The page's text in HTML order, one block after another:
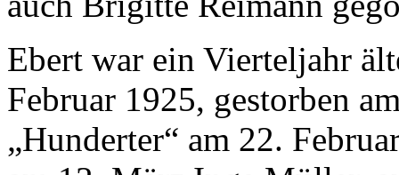
Ebert war ein Vierteljahr
Februar 1925, gestorben
„Hunderter“ am 22.